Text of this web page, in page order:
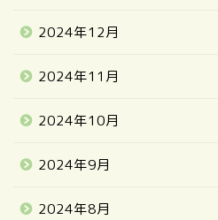
2024年12月
2024年11月
2024年10月
2024年9月
2024年8月